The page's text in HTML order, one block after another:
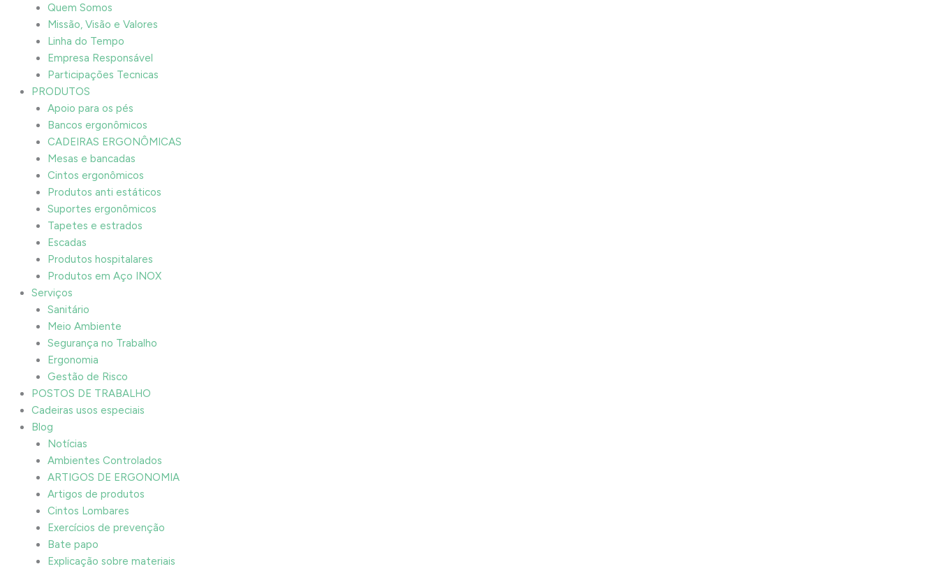
Quem Somos
Missão, Visão e Valores
Linha do Tempo
Empresa Responsável
Participações Tecnicas
PRODUTOS
Apoio para os pés
Bancos ergonômicos
CADEIRAS ERGONÔMICAS
Mesas e bancadas
Cintos ergonômicos
Produtos anti estáticos
Suportes ergonômicos
Tapetes e estrados
Escadas
Produtos hospitalares
Produtos em Aço INOX
Serviços
Sanitário
Meio Ambiente
Segurança no Trabalho
Ergonomia
Gestão de Risco
POSTOS DE TRABALHO
Cadeiras usos especiais
Blog
Notícias
Ambientes Controlados
ARTIGOS DE ERGONOMIA
Artigos de produtos
Cintos Lombares
Exercícios de prevenção
Bate papo
Explicação sobre materiais